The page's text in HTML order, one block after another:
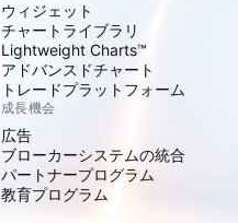
ウィジェット
チャートライブラリ
Lightweight Charts™
アドバンスドチャート
トレードプラットフォーム
成長機会
広告
ブローカーシステムの統合
パートナープログラム
教育プログラム